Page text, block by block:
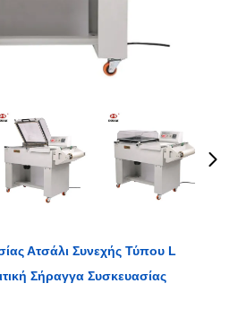
Ατσάλι Συνεχής Τύπου L
Σήραγγα Συσκευασίας